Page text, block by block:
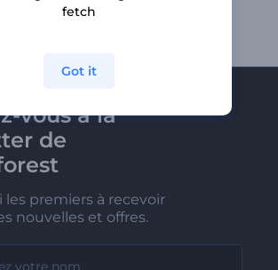
vous à la
de
les premiers à recevoir
nouvelles et offres.
fetch
Got it